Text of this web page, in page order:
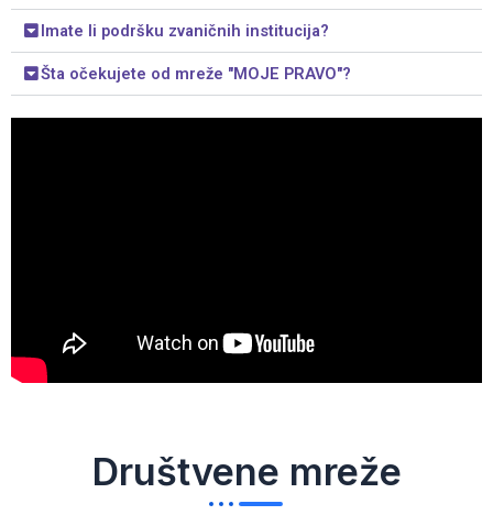
Imate li podršku zvaničnih institucija?
Šta očekujete od mreže "MOJE PRAVO"?
Društvene mreže